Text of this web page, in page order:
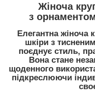
Жіноча
з
Елегантна жіноча
шкіри з
поєднує стиль,
Вона стане
щоденного
підкреслюючи